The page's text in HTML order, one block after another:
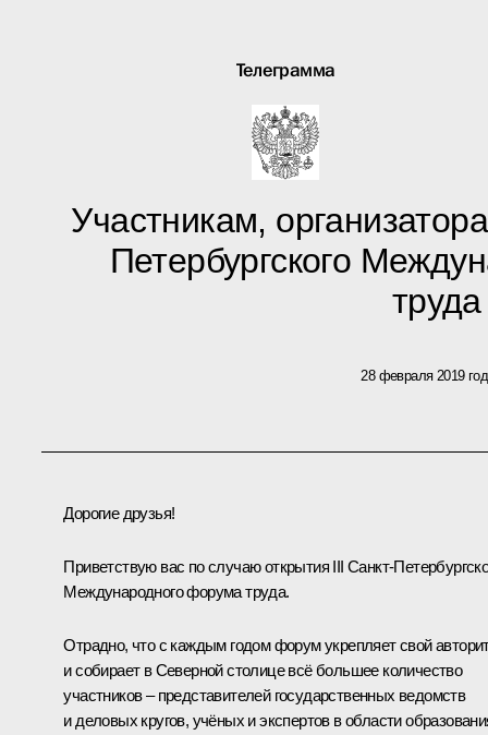
Телеграмма
Участникам,
Петербургского
труда
28 февраля 2019
Дорогие друзья!
Приветствую вас по случаю открытия III Санкт-
Международного форума труда.
Отрадно, что с каждым годом форум укрепляет свой
и собирает в Северной столице всё большее количество
участников – представителей государственных ведомств
и деловых кругов, учёных и экспертов в области